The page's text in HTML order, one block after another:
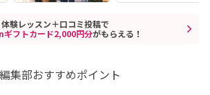
体験レッスン＋口コミ投稿で
フトカード2,000円分がもらえる！
集部おすすめポイント